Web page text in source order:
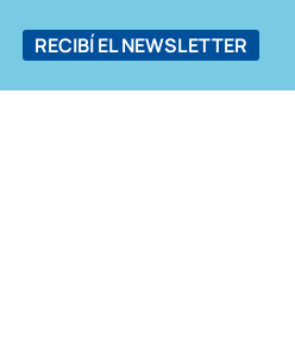
RECIBÍ EL NEWSLETTER